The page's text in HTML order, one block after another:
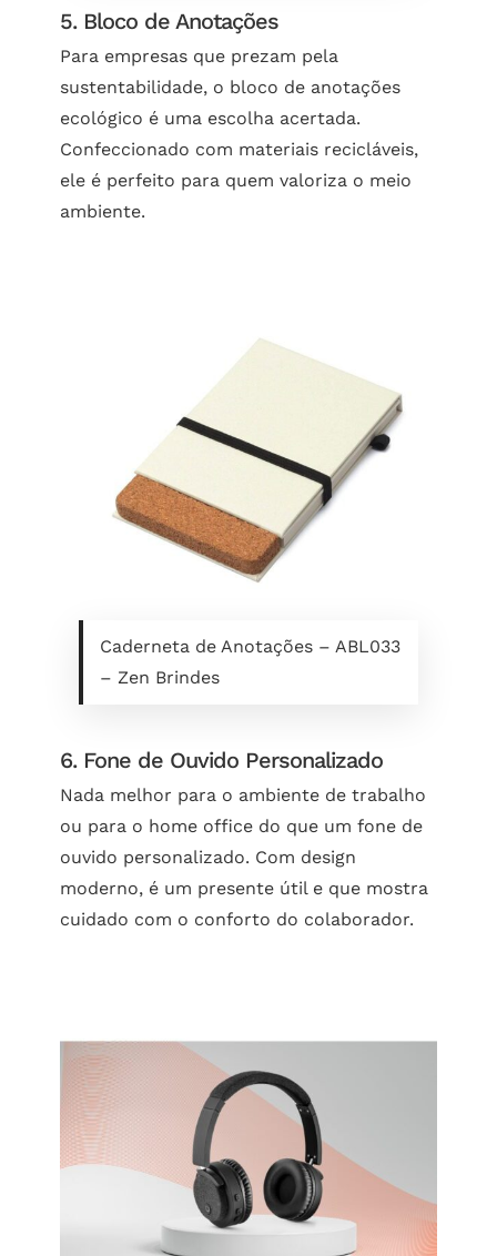
5. Bloco de Anotações
Para empresas que prezam pela
sustentabilidade, o bloco de anotações
ecológico é uma escolha acertada.
Confeccionado com materiais recicláveis,
ele é perfeito para quem valoriza o meio
ambiente.
Caderneta de Anotações – ABL033
– Zen Brindes
6. Fone de Ouvido Personalizado
Nada melhor para o ambiente de trabalho
ou para o home office do que um fone de
ouvido personalizado. Com design
moderno, é um presente útil e que mostra
cuidado com o conforto do colaborador.